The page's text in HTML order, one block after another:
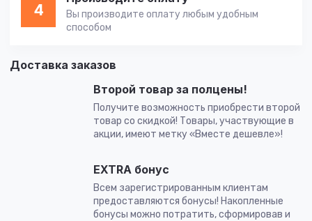
4
Вы производите оплату любым удобным
способом
Доставка заказов
Второй товар за полцены!
Получите возможность приобрести второй
товар со скидкой! Товары, участвующие в
акции, имеют метку «Вместе дешевле»!
EXTRA бонус
Всем зарегистрированным клиентам
предоставляются бонусы! Накопленные
бонусы можно потратить, сформировав и